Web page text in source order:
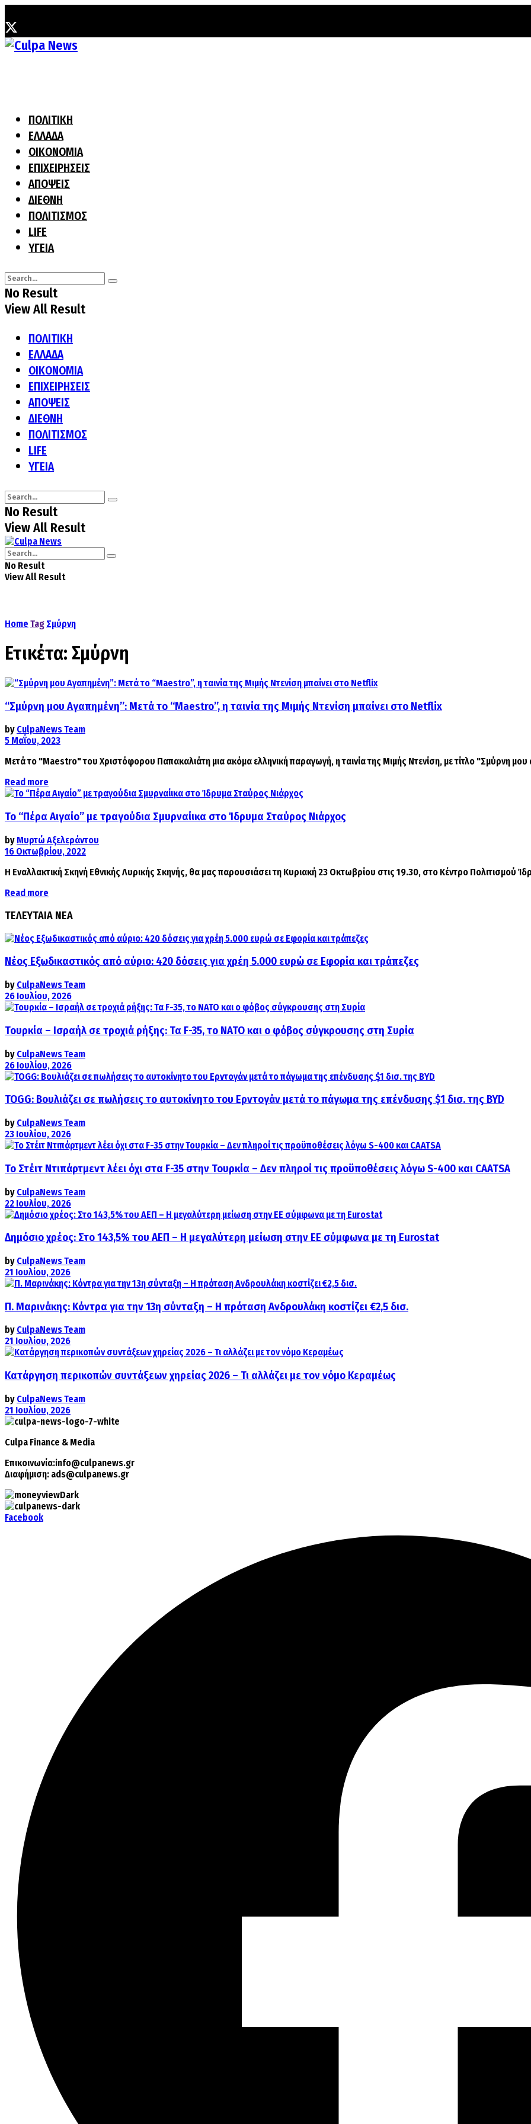
ΠΟΛΙΤΙΚΗ
ΕΛΛΑΔΑ
ΟΙΚΟΝΟΜΙΑ
ΕΠΙΧΕΙΡΗΣΕΙΣ
ΑΠΟΨΕΙΣ
ΔΙΕΘΝΗ
ΠΟΛΙΤΙΣΜΟΣ
LIFE
ΥΓΕΙΑ
No Result
View All Result
ΠΟΛΙΤΙΚΗ
ΕΛΛΑΔΑ
ΟΙΚΟΝΟΜΙΑ
ΕΠΙΧΕΙΡΗΣΕΙΣ
ΑΠΟΨΕΙΣ
ΔΙΕΘΝΗ
ΠΟΛΙΤΙΣΜΟΣ
LIFE
ΥΓΕΙΑ
No Result
View All Result
No Result
View All Result
Home Tag Σμύρνη
Ετικέτα: Σμύρνη
“Σμύρνη μου Αγαπημένη”: Μετά το “Maestro”, η ταινία της Μιμής Ντενίση μπαίνει στο Netflix
by CulpaNews Team
5 Μαΐου, 2023
Μετά το "Maestro" του Χριστόφορου Παπακαλιάτη μια ακόμα ελληνική παραγωγή, η ταινία της Μιμής Ντενίση, με τίτλο "Σμύρνη μου
Read more
Το “Πέρα Αιγαίο” με τραγούδια Σμυρναίικα στο Ίδρυμα Σταύρος Νιάρχος
by Μυρτώ Αξελεράντου
16 Οκτωβρίου, 2022
Η Εναλλακτική Σκηνή Εθνικής Λυρικής Σκηνής, θα μας παρουσιάσει τη Κυριακή 23 Οκτωβρίου στις 19.30, στο Κέντρο Πολιτισμού
Read more
ΤΕΛΕΥΤΑΙΑ ΝΕΑ
Νέος Εξωδικαστικός από αύριο: 420 δόσεις για χρέη 5.000 ευρώ σε Εφορία και τράπεζες
by CulpaNews Team
26 Ιουλίου, 2026
Τουρκία – Ισραήλ σε τροχιά ρήξης: Τα F-35, το ΝΑΤΟ και ο φόβος σύγκρουσης στη Συρία
by CulpaNews Team
26 Ιουλίου, 2026
TOGG: Βουλιάζει σε πωλήσεις το αυτοκίνητο του Ερντογάν μετά το πάγωμα της επένδυσης $1 δισ. της BYD
by CulpaNews Team
23 Ιουλίου, 2026
Το Στέιτ Ντιπάρτμεντ λέει όχι στα F-35 στην Τουρκία – Δεν πληροί τις προϋποθέσεις λόγω S-400 και CAATSA
by CulpaNews Team
22 Ιουλίου, 2026
Δημόσιο χρέος: Στο 143,5% του ΑΕΠ – Η μεγαλύτερη μείωση στην ΕΕ σύμφωνα με τη Eurostat
by CulpaNews Team
21 Ιουλίου, 2026
Π. Μαρινάκης: Κόντρα για την 13η σύνταξη – Η πρόταση Ανδρουλάκη κοστίζει €2,5 δισ.
by CulpaNews Team
21 Ιουλίου, 2026
Κατάργηση περικοπών συντάξεων χηρείας 2026 – Τι αλλάζει με τον νόμο Κεραμέως
by CulpaNews Team
21 Ιουλίου, 2026
Culpa Finance & Media
Επικοινωνία:info@culpanews.gr
Διαφήμιση: ads@culpanews.gr
Facebook